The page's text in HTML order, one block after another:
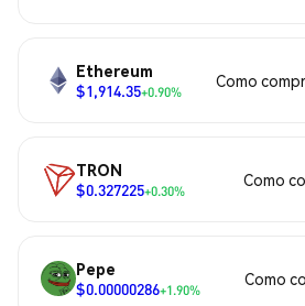
Ethereum
$1,914.35+0.90%
Como
TRON
$0.327225+0.30%
Como
Pepe
$0.00000286+1.90%
Como